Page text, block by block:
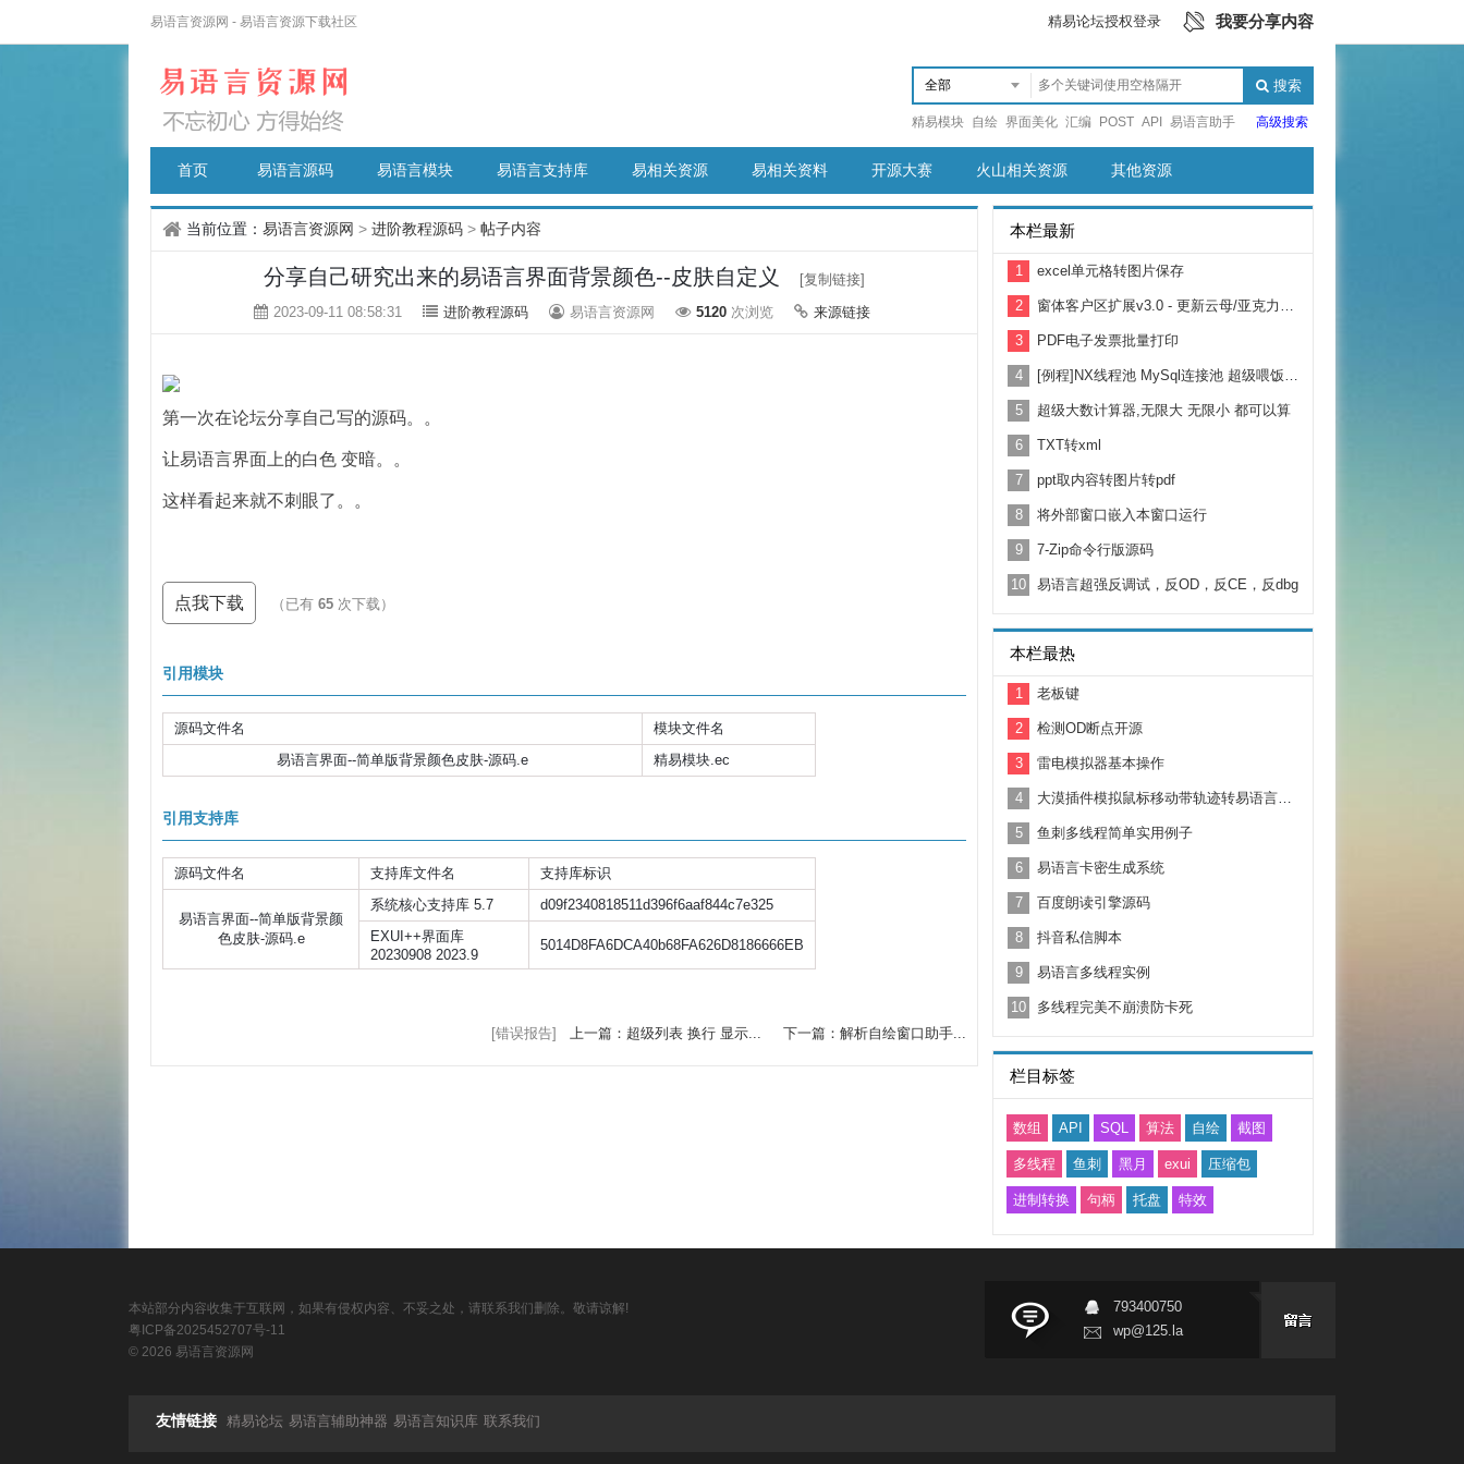
易语言资源网 - 易语言资源下载社区 精易论坛授权登录 我要分享内容
搜索
精易模块 自绘 界面美化 汇编 POST API 易语言助手 高级搜索
首页 易语言源码 易语言模块 易语言支持库 易相关资源 易相关资料 开源大赛 火山相关资源 其他资源
当前位置： 易语言资源网 > 进阶教程源码 > 帖子内容
分享自己研究出来的易语言界面背景颜色--皮肤自定义
[复制链接]
2023-09-11 08:58:31
进阶教程源码 易语言资源网 5120 次浏览 来源链接
第一次在论坛分享自己写的源码。。
让易语言界面上的白色 变暗。。
这样看起来就不刺眼了。。
点我下载 （已有 65 次下载）
引用模块
源码文件名
模块文件名
易语言界面--简单版背景颜色皮肤-源码.e
精易模块.ec
引用支持库
源码文件名 支持库文件名 支持库标识
易语言界面--简单版背景颜
色皮肤-源码.e
系统核心支持库 5.7
d09f2340818511d396f6aaf844c7e325
EXUI++界面库
20230908 2023.9
5014D8FA6DCA40b68FA626D8186666EB
[错误报告] 上一篇：超级列表 换行 显示... 下一篇：解析自绘窗口助手...
本栏最新
1 excel单元格转图片保存
2 窗体客户区扩展v3.0 - 更新云母/亚克力背景效果！
3 PDF电子发票批量打印
4 [例程]NX线程池 MySql连接池 超级喂饭式 例程 纯源码 超级好用
5 超级大数计算器,无限大 无限小 都可以算
6 TXT转xml
7 ppt取内容转图片转pdf
8 将外部窗口嵌入本窗口运行
9 7-Zip命令行版源码
10 易语言超强反调试，反OD，反CE，反dbg
本栏最热
1 老板键
2 检测OD断点开源
3 雷电模拟器基本操作
4 大漠插件模拟鼠标移动带轨迹转易语言源码
5 鱼刺多线程简单实用例子
6 易语言卡密生成系统
7 百度朗读引擎源码
8 抖音私信脚本
9 易语言多线程实例
10 多线程完美不崩溃防卡死
栏目标签
数组 API SQL 算法 自绘 截图
多线程 鱼刺 黑月 exui 压缩包
进制转换 句柄 托盘 特效
本站部分内容收集于互联网，如果有侵权内容、不妥之处，请联系我们删除。敬请谅解!
粤ICP备2025452707号-11
© 2026 易语言资源网
793400750
wp@125.la
友情链接 精易论坛 易语言辅助神器 易语言知识库 联系我们